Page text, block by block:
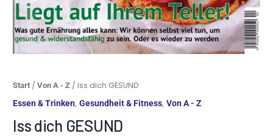
Start /Von A - Z / Iss dich GESUND
Essen & Trinken,Gesundheit & Fitness,Von A - Z
Iss dich GESUND
Ursprünglicher
Preis
war:
5,95 €
Iss
dich
Menge